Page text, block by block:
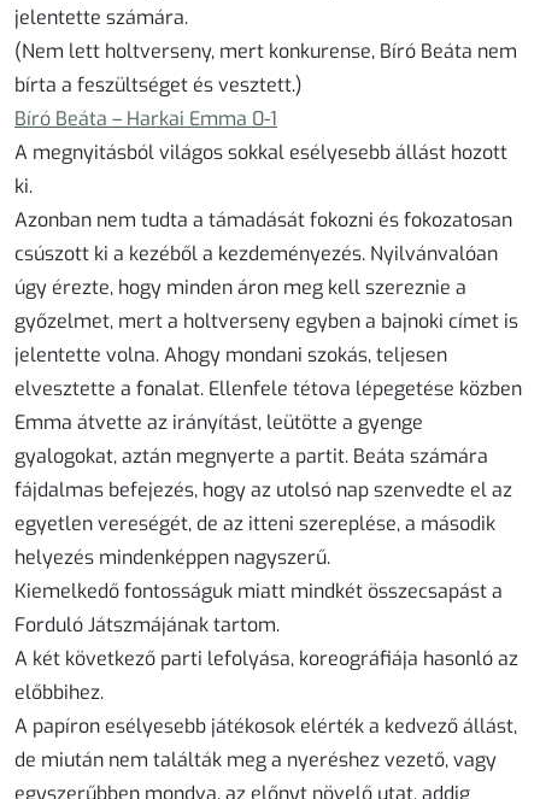
jelentette számára.
(Nem lett holtverseny, mert konkurense, Bíró Beáta nem
bírta a feszültséget és vesztett.)
Bíró Beáta – Harkai Emma 0-1
A megnyitásból világos sokkal esélyesebb állást hozott
ki.
Azonban nem tudta a támadását fokozni és fokozatosan
csúszott ki a kezéből a kezdeményezés. Nyilvánvalóan
úgy érezte, hogy minden áron meg kell szereznie a
győzelmet, mert a holtverseny egyben a bajnoki címet is
jelentette volna. Ahogy mondani szokás, teljesen
elvesztette a fonalat. Ellenfele tétova lépegetése közben
Emma átvette az irányítást, leütötte a gyenge
gyalogokat, aztán megnyerte a partit. Beáta számára
fájdalmas befejezés, hogy az utolsó nap szenvedte el az
egyetlen vereségét, de az itteni szereplése, a második
helyezés mindenképpen nagyszerű.
Kiemelkedő fontosságuk miatt mindkét összecsapást a
Forduló Játszmájának tartom.
A két következő parti lefolyása, koreográfiája hasonló az
előbbihez.
A papíron esélyesebb játékosok elérték a kedvező állást,
de miután nem találták meg a nyeréshez vezető, vagy
egyszerűbben mondva, az előnyt növelő utat, addig